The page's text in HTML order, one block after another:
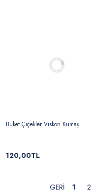
Buket Çiçekler Viskon Kumaş
120,00TL
1 2